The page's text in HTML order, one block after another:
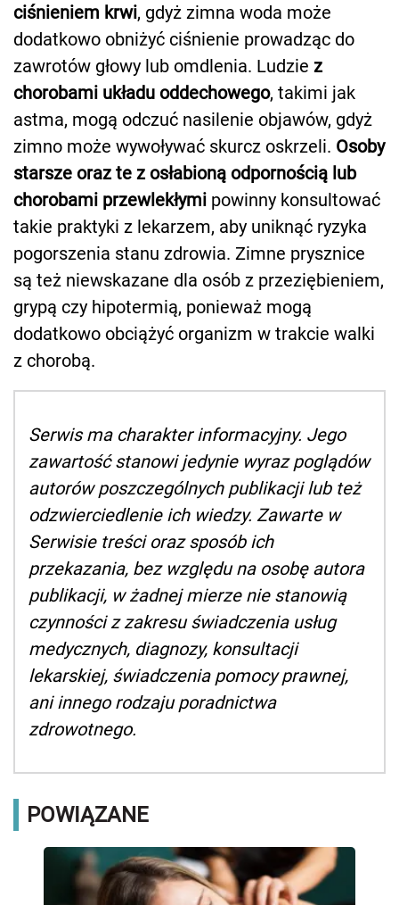
ciśnieniem krwi, gdyż zimna woda może
dodatkowo obniżyć ciśnienie prowadząc do
zawrotów głowy lub omdlenia. Ludzie z
chorobami układu oddechowego, takimi jak
astma, mogą odczuć nasilenie objawów, gdyż
zimno może wywoływać skurcz oskrzeli. Osoby
starsze oraz te z osłabioną odpornością lub
chorobami przewlekłymi powinny konsultować
takie praktyki z lekarzem, aby uniknąć ryzyka
pogorszenia stanu zdrowia. Zimne prysznice
są też niewskazane dla osób z przeziębieniem,
grypą czy hipotermią, ponieważ mogą
dodatkowo obciążyć organizm w trakcie walki
z chorobą.
Serwis ma charakter informacyjny. Jego
zawartość stanowi jedynie wyraz poglądów
autorów poszczególnych publikacji lub też
odzwierciedlenie ich wiedzy. Zawarte w
Serwisie treści oraz sposób ich
przekazania, bez względu na osobę autora
publikacji, w żadnej mierze nie stanowią
czynności z zakresu świadczenia usług
medycznych, diagnozy, konsultacji
lekarskiej, świadczenia pomocy prawnej,
ani innego rodzaju poradnictwa
zdrowotnego.
POWIĄZANE